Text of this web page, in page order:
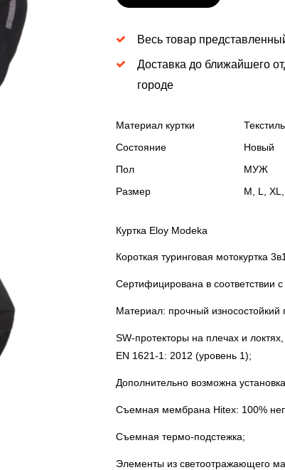
Весь товар
Доставка до ближайшего
городе
Материал куртки
Текстиль
Состояние
Новый
Пол
МУЖ
Размер
M, L, XL,
Куртка Eloy Modeka
Короткая туринговая мотокуртка
Сертифицирована в соответствии
Материал: прочный износостойкий
SW-протекторы на плечах и
EN 1621-1: 2012 (уровень 1);
Дополнительно возможна
Съемная мембрана Hitex: 100%
Съемная термо-подстежка;
Элементы из светоотражающего